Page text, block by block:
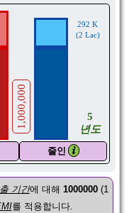
1,000,000
292 K
(2 Lac)
5
년도
줄인 𝒊
기간에 대해 1000000 (1
를 적용합니다.